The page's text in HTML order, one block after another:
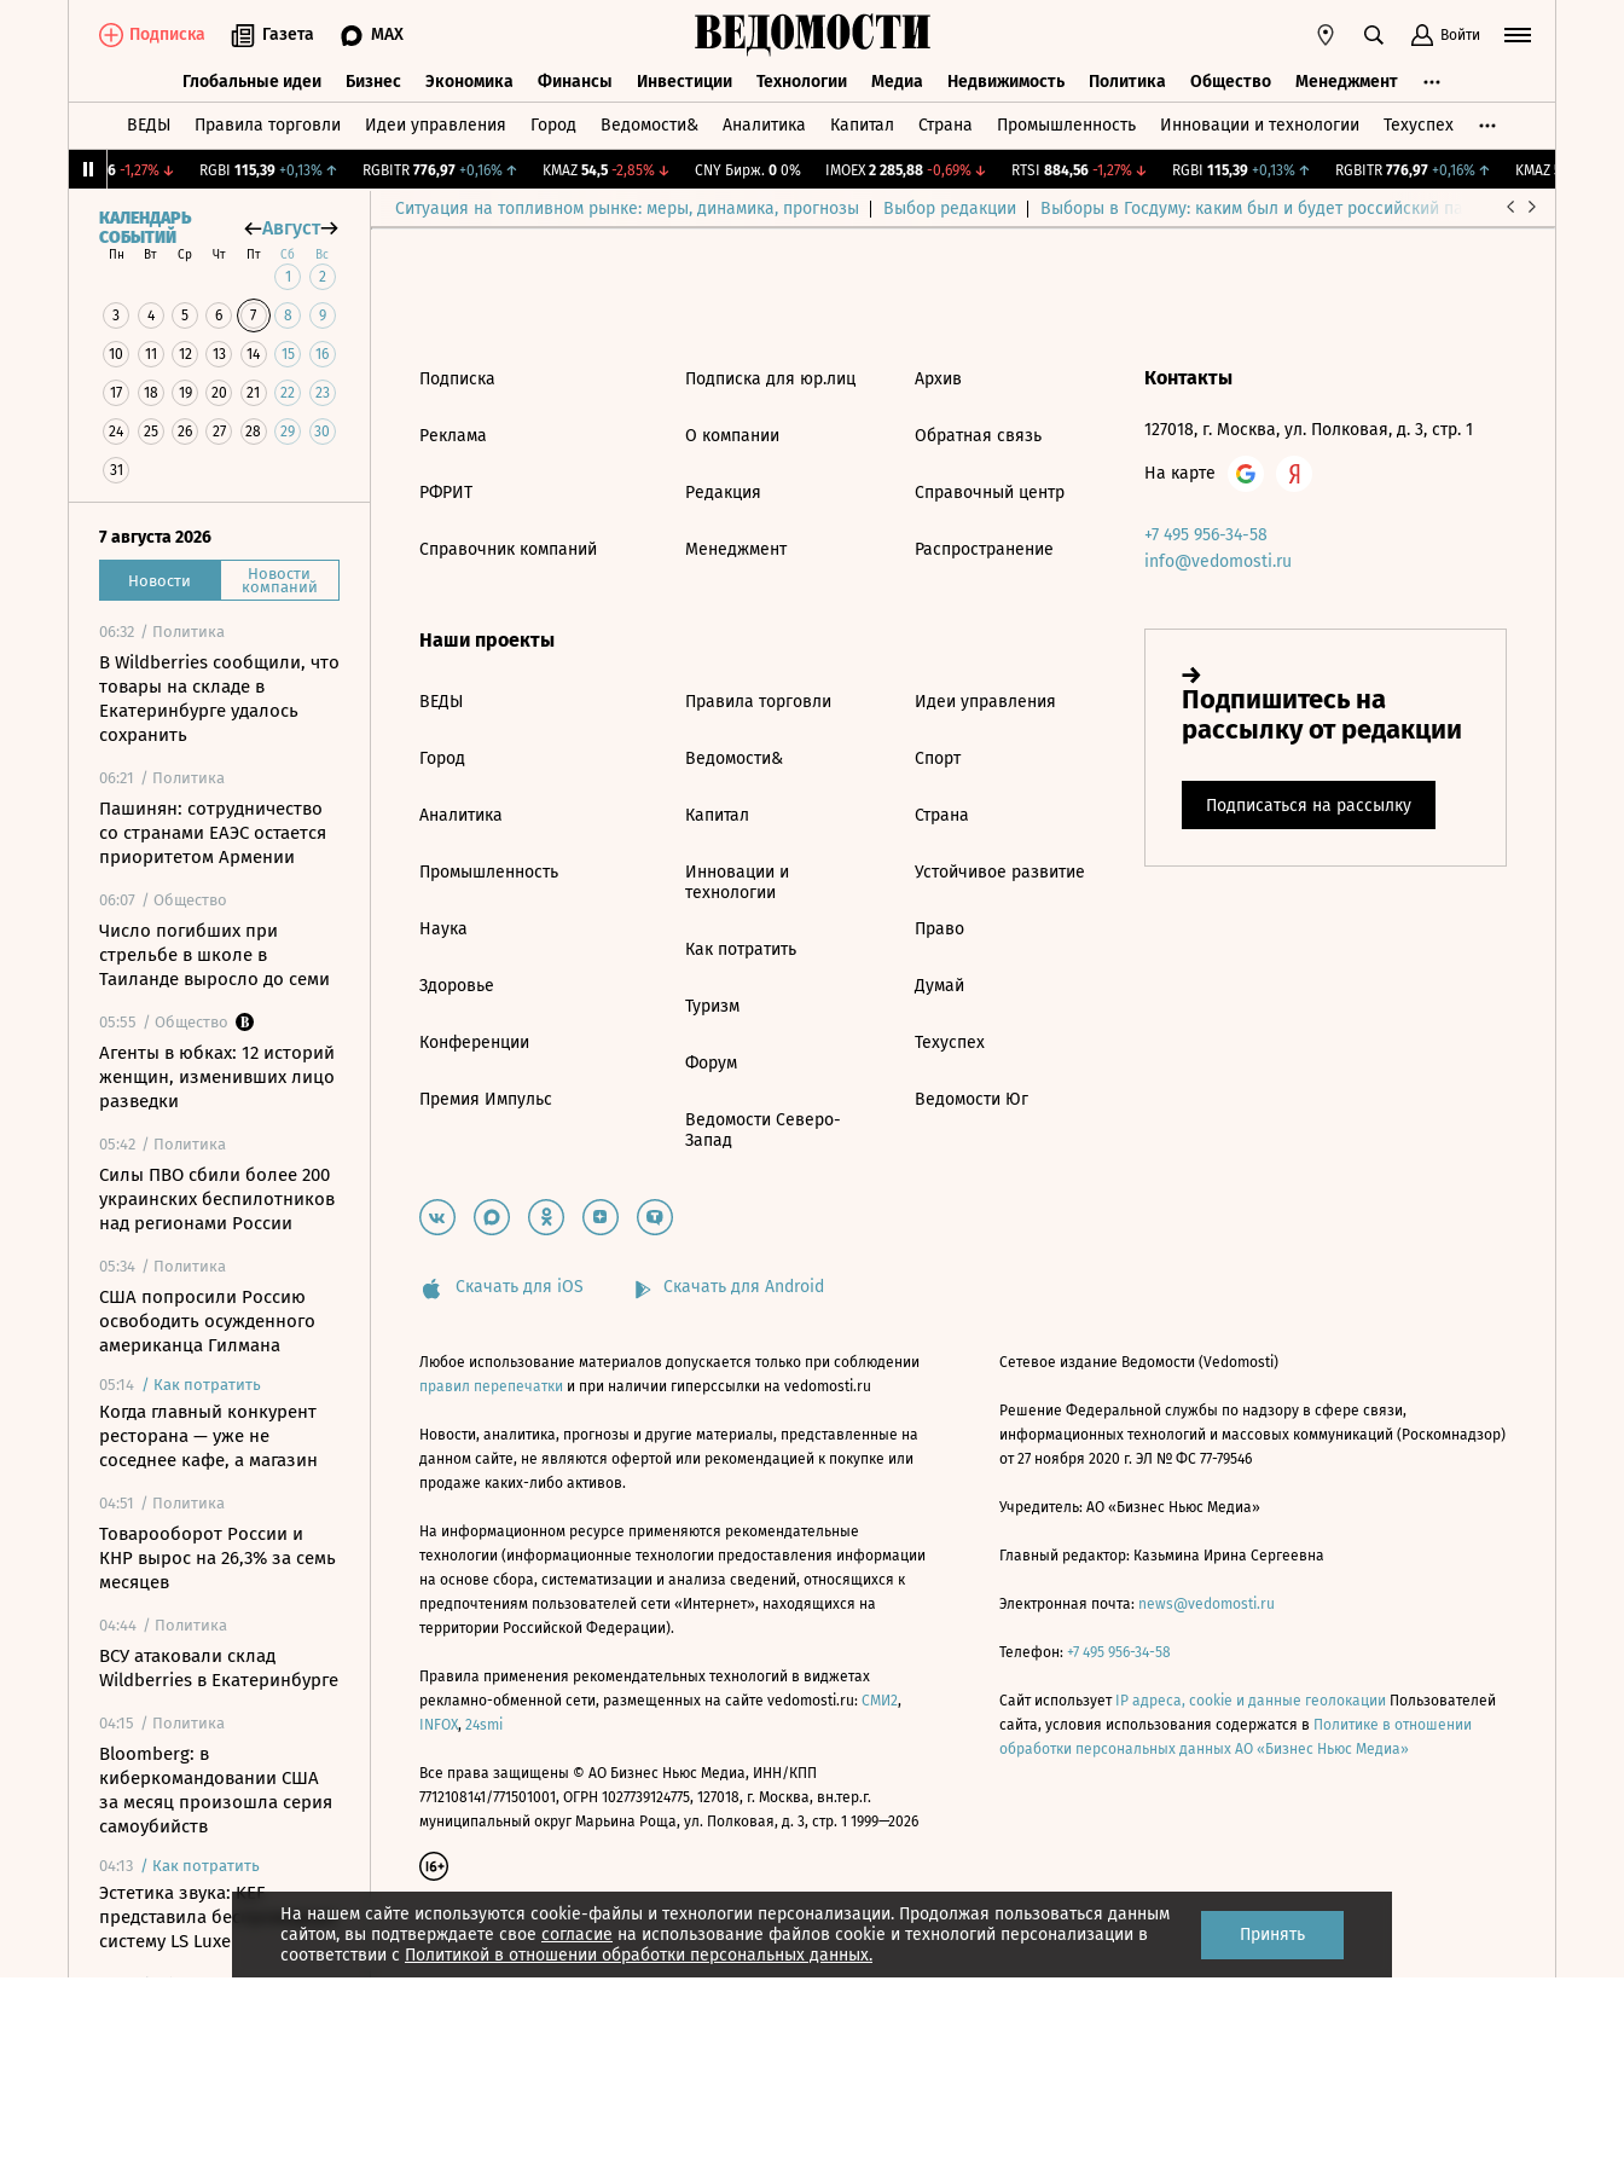
Подписка Газета MAX Войти
Глобальные идеи Бизнес Экономика Финансы Инвестиции Технологии Медиа Недвижимость Политика Общество Менеджмент
ВЕДЫ Правила торговли Идеи управления Город Ведомости& Аналитика Капитал Страна Промышленность Инновации и технологии Техуспех
-1,27%↓ RGBI 115,39 +0,13%↑ RGBITR 776,97 +0,16%↑ KMAZ 54,5 -2,85%↓ CNY Бирж. 0 0% IMOEX 2 285,88 -0,69%↓ RTSI 884,56 -1,27%↓ RGBI 115,39 +0,13%↑ RGBITR 776,97 +0,16%↑ KMAZ 54,5
Ситуация на топливном рынке: меры, динамика, прогнозы Выбор редакции Выборы в Госдуму: каким был и будет российский парламент
КАЛЕНДАРЬ
СОБЫТИЙ
Август
Пн Вт Ср Чт Пт Сб Вс
1 2
3 4 5 6 7 8 9
10 11 12 13 14 15 16
17 18 19 20 21 22 23
24 25 26 27 28 29 30
31
7 августа 2026
Новости Новости
компаний
06:32 / Политика
В Wildberries сообщили, что
товары на складе в
Екатеринбурге удалось
сохранить
06:21 / Политика
Пашинян: сотрудничество
со странами ЕАЭС остается
приоритетом Армении
06:07 / Общество
Число погибших при
стрельбе в школе в
Таиланде выросло до семи
05:55 / Общество
Агенты в юбках: 12 историй
женщин, изменивших лицо
разведки
05:42 / Политика
Силы ПВО сбили более 200
украинских беспилотников
над регионами России
05:34 / Политика
США попросили Россию
освободить осужденного
американца Гилмана
05:14 / Как потратить
Когда главный конкурент
ресторана — уже не
соседнее кафе, а магазин
04:51 / Политика
Товарооборот России и
КНР вырос на 26,3% за семь
месяцев
04:44 / Политика
ВСУ атаковали склад
Wildberries в Екатеринбурге
04:15 / Политика
Bloomberg: в
киберкомандовании США
за месяц произошла серия
самоубийств
04:13 / Как потратить
Эстетика звука: KEF
представила беспроводную
систему LS Luxe
На нашем сайте используются cookie-файлы и технологии персонализации. Продолжая пользоваться данным
сайтом, вы подтверждаете свое согласие на использование файлов cookie и технологий персонализации в
соответствии с Политикой в отношении обработки персональных данных.
Принять
Подписка
Реклама
РФРИТ
Справочник компаний
Подписка для юр.лиц
О компании
Редакция
Менеджмент
Архив
Обратная связь
Справочный центр
Распространение
Наши проекты
ВЕДЫ
Город
Аналитика
Промышленность
Наука
Здоровье
Конференции
Премия Импульс
Правила торговли
Ведомости&
Капитал
Инновации и
технологии
Как потратить
Туризм
Форум
Ведомости Северо-
Запад
Идеи управления
Спорт
Страна
Устойчивое развитие
Право
Думай
Техуспех
Ведомости Юг
Контакты
127018, г. Москва, ул. Полковая, д. 3, стр. 1
На карте
+7 495 956-34-58
info@vedomosti.ru
Скачать для iOS Скачать для Android
Любое использование материалов допускается только при соблюдении
правил перепечатки и при наличии гиперссылки на vedomosti.ru
Новости, аналитика, прогнозы и другие материалы, представленные на
данном сайте, не являются офертой или рекомендацией к покупке или
продаже каких-либо активов.
На информационном ресурсе применяются рекомендательные
технологии (информационные технологии предоставления информации
на основе сбора, систематизации и анализа сведений, относящихся к
предпочтениям пользователей сети «Интернет», находящихся на
территории Российской Федерации).
Правила применения рекомендательных технологий в виджетах
рекламно-обменной сети, размещенных на сайте vedomosti.ru: СМИ2,
INFOX, 24smi
Все права защищены © АО Бизнес Ньюс Медиа, ИНН/КПП
7712108141/771501001, ОГРН 1027739124775, 127018, г. Москва, вн.тер.г.
муниципальный округ Марьина Роща, ул. Полковая, д. 3, стр. 1 1999—2026
Сетевое издание Ведомости (Vedomosti)
Решение Федеральной службы по надзору в сфере связи,
информационных технологий и массовых коммуникаций (Роскомнадзор)
от 27 ноября 2020 г. ЭЛ № ФС 77-79546
Учредитель: АО «Бизнес Ньюс Медиа»
Главный редактор: Казьмина Ирина Сергеевна
Электронная почта: news@vedomosti.ru
Телефон: +7 495 956-34-58
Сайт использует IP адреса, cookie и данные геолокации Пользователей
сайта, условия использования содержатся в Политике в отношении
обработки персональных данных АО «Бизнес Ньюс Медиа»